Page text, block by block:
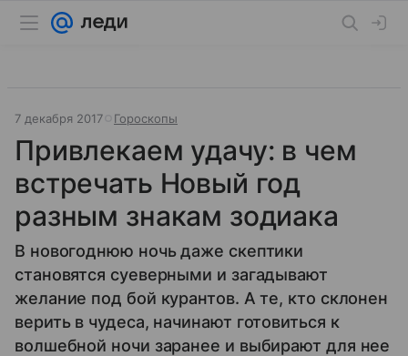
7 декабря 2017 Гороскопы
Привлекаем удачу: в чем
встречать Новый год
разным знакам зодиака
В новогоднюю ночь даже скептики
становятся суеверными и загадывают
желание под бой курантов. А те, кто склонен
верить в чудеса, начинают готовиться к
волшебной ночи заранее и выбирают для нее